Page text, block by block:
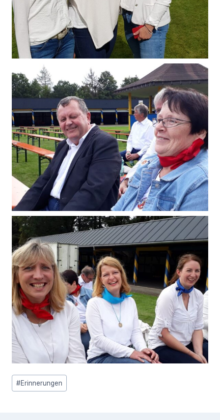
Schlagworte:
#Erinnerungen